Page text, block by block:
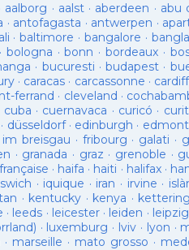
aalborg · aalst· aberdeen · abu
· antofagasta · antwerpen ·
·baltimore · bangalore ·
· bologna ·bonn ·bordeaux ·
· bucuresti · budapest ·
· caracas · carcassonne · cardiff
ferrand · cleveland ·
cuba · cuernavaca · curicó ·
· düsseldorf· edinburgh ·
breisgau · fribourg · galati ·
· granada · graz · grenoble ·
· haifa · haiti · halifax·
· iquique · iran · irvine ·
· kentucky · kenya · kettering
· leeds · leicester· leiden · leipzig
· luxemburg · lviv · lyon ·
· marseille · mato grosso ·